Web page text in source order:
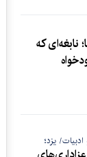
نابغه‌ای که
یزد؛